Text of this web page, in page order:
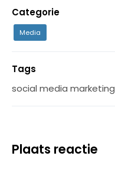
Categorie
Media
Tags
social media marketing
Plaats reactie